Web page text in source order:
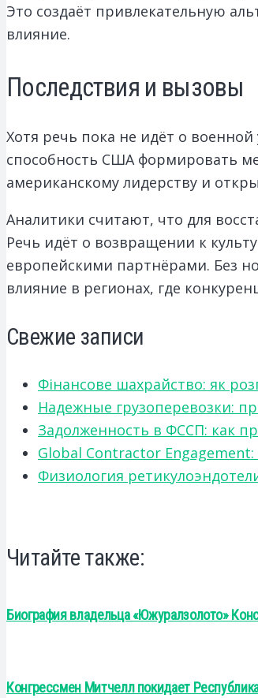
Это создаёт привлекательную
влияние.
Последствия и вызовы
Хотя речь пока не идёт о
способность США формировать
американскому лидерству и
Аналитики считают, что для
Речь идёт о возвращении к
европейскими партнёрами. Без
влияние в регионах, где
Свежие записи
Фінансове шахрайство: як
Надежные грузоперевозки:
Задолженность в ФССП: как
Global Contractor
Физиология
Читайте также:
Биография владельца «Южуралзолото»
Конгрессмен Митчелл покидает